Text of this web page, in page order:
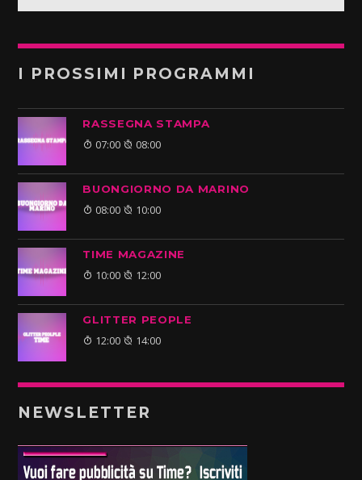
I PROSSIMI PROGRAMMI
RASSEGNA STAMPA
07:00 08:00
BUONGIORNO DA MARINO
08:00 10:00
TIME MAGAZINE
10:00 12:00
GLITTER PEOPLE
12:00 14:00
NEWSLETTER